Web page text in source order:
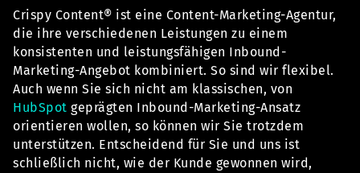
Crispy Content® ist eine Content-Marketing-Agentur,
die ihre verschiedenen Leistungen zu einem
konsistenten und leistungsfähigen Inbound-
Marketing-Angebot kombiniert. So sind wir flexibel.
Auch wenn Sie sich nicht am klassischen, von
HubSpot geprägten Inbound-Marketing-Ansatz
orientieren wollen, so können wir Sie trotzdem
unterstützen. Entscheidend für Sie und uns ist
schließlich nicht, wie der Kunde gewonnen wird,